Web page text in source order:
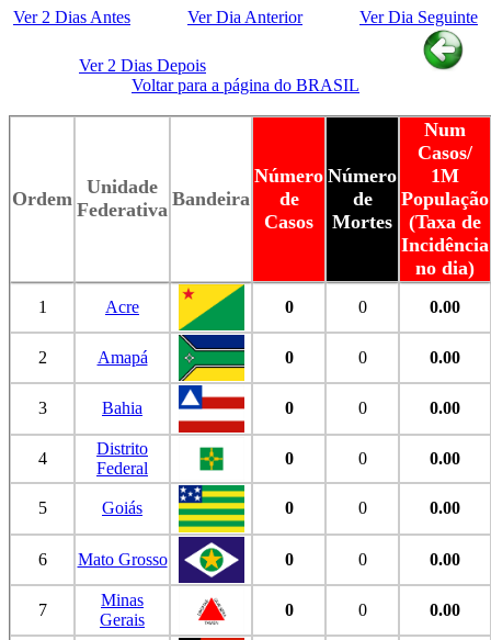
Ver 2 Dias Antes Ver Dia Anterior Ver Dia Seguinte
Ver 2 Dias Depois
Voltar para a página do BRASIL
Ordem
Unidade
Federativa Bandeira
Número
de
Casos
Número
de
Mortes
Num
Casos/
1M
População
(Taxa de
Incidência
no dia)
1 Acre 0 0 0.00
2 Amapá 0 0 0.00
3 Bahia 0 0 0.00
4
Distrito
Federal
0 0 0.00
5 Goiás 0 0 0.00
6 Mato Grosso 0 0 0.00
7
Minas
Gerais
0 0 0.00